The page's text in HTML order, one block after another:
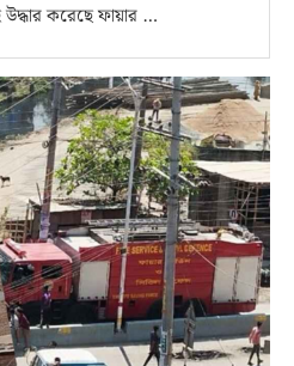
করেছে ফায়ার …